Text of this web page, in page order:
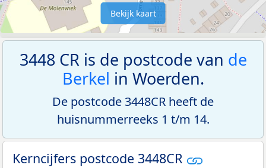
Bekijk kaart
3448 CR is de postcode van de
Berkel in Woerden.
De postcode 3448CR heeft de
huisnummerreeks 1 t/m 14.
Kerncijfers postcode 3448CR